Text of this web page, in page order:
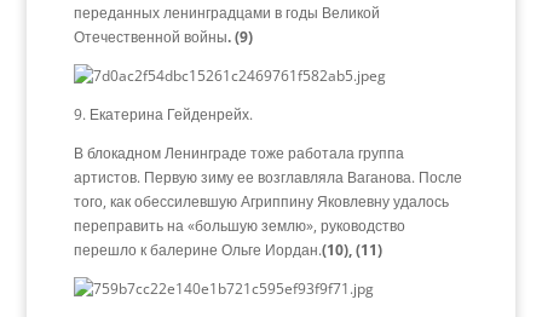
переданных ленинградцами в годы Великой
Отечественной войны. (9)
9. Екатерина Гейденрейх.
В блокадном Ленинграде тоже работала группа
артистов. Первую зиму ее возглавляла Ваганова. После
того, как обессилевшую Агриппину Яковлевну удалось
переправить на «большую землю», руководство
перешло к балерине Ольге Иордан.(10), (11)